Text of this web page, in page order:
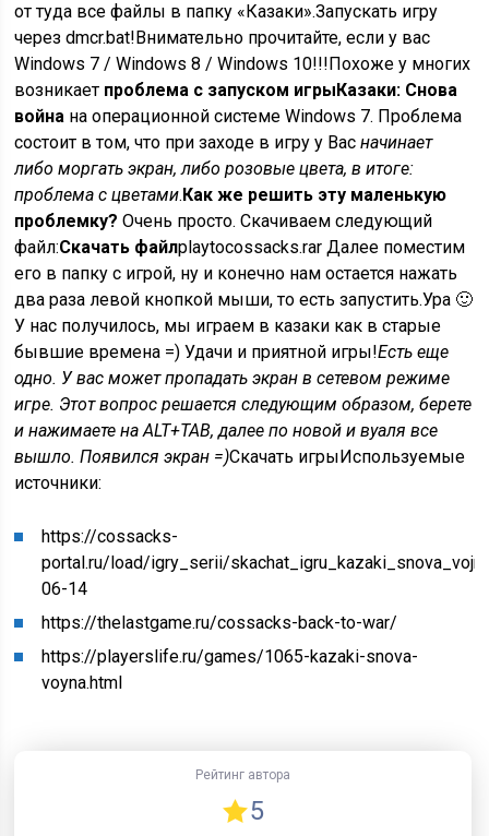
от туда все файлы в папку «Казаки».Запускать игру
через dmcr.bat! Внимательно прочитайте, если у вас
Windows 7 / Windows 8 / Windows 10!!! Похоже у многих
возникает проблема с запуском игры Казаки: Снова
война на операционной системеWindows 7. Проблема
состоит в том, что при заходе в игру у Васначинает
либо моргать экран, либо розовые цвета, в итоге:
проблема с цветами. Как же решить эту маленькую
проблемку? Очень просто. Скачиваем следующий
файл:Скачать файлplaytocossacks.rar Далее поместим
его в папку с игрой, ну и конечно нам остается нажать
два раза левой кнопкой мыши, то есть запустить.Ура 🙂
У нас получилось, мы играем в казаки как в старые
бывшие времена =) Удачи и приятной игры!Есть еще
одно. У вас может пропадать экран в сетевом режиме
игре. Этот вопрос решается следующим образом, берете
и нажимаете на ALT+TAB, далее по новой и вуаля все
вышло. Появился экран =)Скачать игры Используемые
источники:
https://cossacks-
portal.ru/load/igry_serii/
06-14
https://thelastgame.ru/cossacks-back-to-war/
https://playerslife.ru/games/1065-kazaki-snova-
voyna.html
Рейтинг автора
5